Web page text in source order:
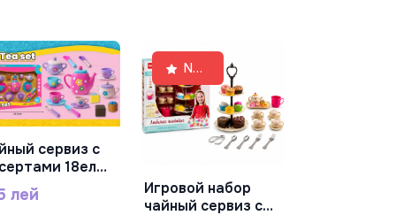
В Корзину
сервиз с
18ел
лей
New
В Корзину
Игровой набор
чайный сервиз с